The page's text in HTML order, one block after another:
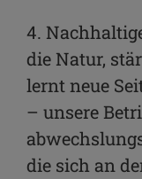
4.
die Natur,
lernt neue
– unsere
die sich an